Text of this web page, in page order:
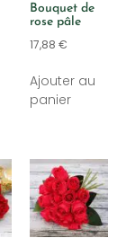
Bouquet de
rose pâle
17,88 €
Ajouter au
panier